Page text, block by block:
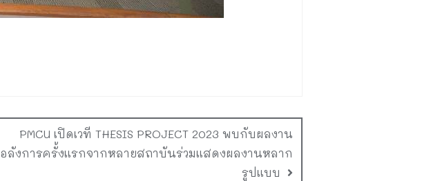
PMCU เปิดเวที THESIS PROJECT 2023 พบกับผลงาน
อลังการครั้งแรกจากหลายสถาบันร่วมแสดงผลงานหลาก
รูปแบบ